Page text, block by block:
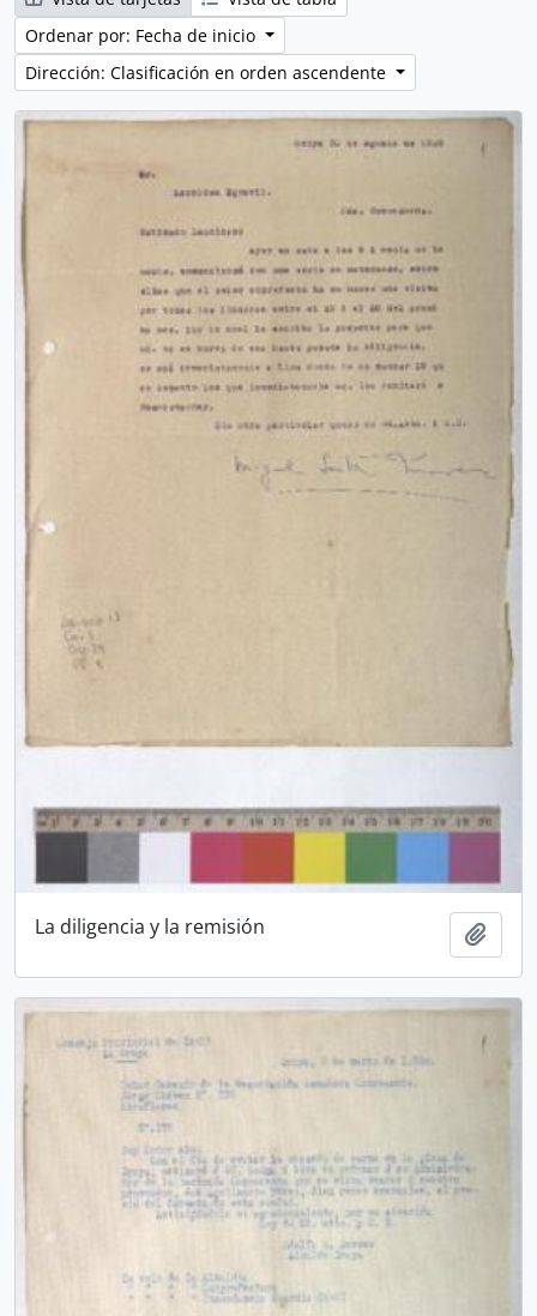
Ordenar por: Fecha de inicio
Dirección: Clasificación en orden ascendente
La diligencia y la remisión